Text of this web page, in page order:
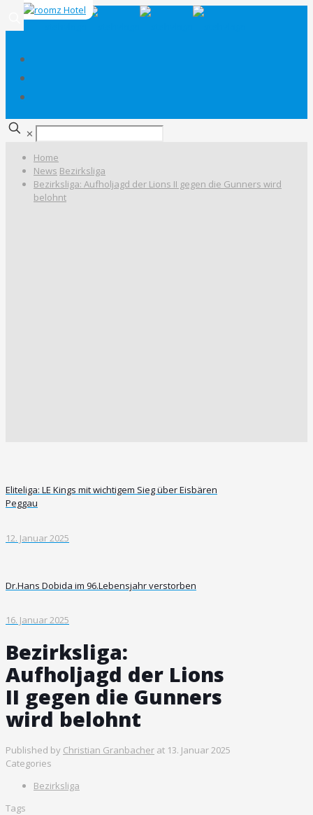
✕
Home
News Bezirksliga
Bezirksliga: Aufholjagd der Lions II gegen die Gunners wird
belohnt
Eliteliga: LE Kings mit wichtigem Sieg über Eisbären
Peggau
12. Januar 2025
Dr.Hans Dobida im 96.Lebensjahr verstorben
16. Januar 2025
Bezirksliga:
Aufholjagd der Lions
II gegen die Gunners
wird belohnt
Published by Christian Granbacher at 13. Januar 2025
Categories
Bezirksliga
Tags